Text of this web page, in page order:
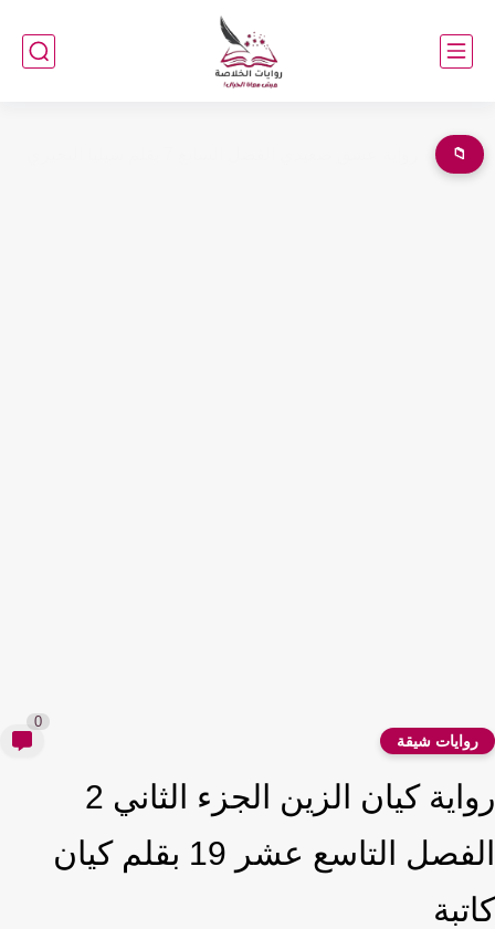
📁 رواية عشق صعيدي الفصل السابع 7 بقلم سيليا البحيري
شيقة
رواية كيان الزين الجزء الثاني 2
الفصل التاسع عشر 19 بقلم كيان